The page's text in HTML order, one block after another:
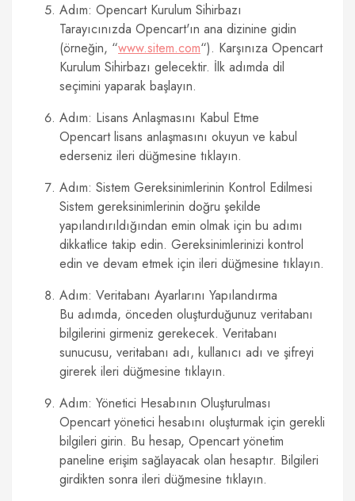
Adım: Opencart Kurulum Sihirbazı
Tarayıcınızda Opencart'ın ana dizinine gidin
(örneğin, “www.sitem.com“). Karşınıza Opencart
Kurulum Sihirbazı gelecektir. İlk adımda dil
seçimini yaparak başlayın.
Adım: Lisans Anlaşmasını Kabul Etme
Opencart lisans anlaşmasını okuyun ve kabul
ederseniz ileri düğmesine tıklayın.
Adım: Sistem Gereksinimlerinin Kontrol Edilmesi
Sistem gereksinimlerinin doğru şekilde
yapılandırıldığından emin olmak için bu adımı
dikkatlice takip edin. Gereksinimlerinizi kontrol
edin ve devam etmek için ileri düğmesine tıklayın.
Adım: Veritabanı Ayarlarını Yapılandırma
Bu adımda, önceden oluşturduğunuz veritabanı
bilgilerini girmeniz gerekecek. Veritabanı
sunucusu, veritabanı adı, kullanıcı adı ve şifreyi
girerek ileri düğmesine tıklayın.
Adım: Yönetici Hesabının Oluşturulması
Opencart yönetici hesabını oluşturmak için gerekli
bilgileri girin. Bu hesap, Opencart yönetim
paneline erişim sağlayacak olan hesaptır. Bilgileri
girdikten sonra ileri düğmesine tıklayın.